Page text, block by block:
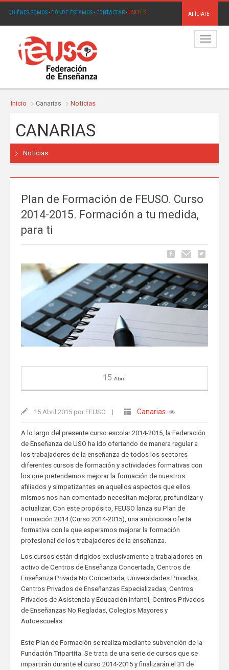
QUIÉNES SOMOS· DÓNDE ESTAMOS· CONTACTAR· USO.ES AFÍLIATE
Menú
Inicio Canarias Noticias
CANARIAS
Noticias
Plan de Formación de FEUSO. Curso
2014-2015. Formación a tu medida,
para ti
15Abril
15 Abril 2015 por FEUSO | Canarias
A lo largo del presente curso escolar 2014-2015, la Federación
de Enseñanza de USO ha ido ofertando de manera regular a
los trabajadores de la enseñanza de todos los sectores
diferentes cursos de formación y actividades formativas con
los que pretendemos mejorar la formación de nuestros
afiliados y simpatizantes en aquellos aspectos que ellos
mismos nos han comentado necesitan mejorar, profundizar y
actualizar. Con este propósito, FEUSO lanza su Plan de
Formación 2014 (Curso 2014-2015), una ambiciosa oferta
formativa con la que esperamos mejorar la formación
profesional de los trabajadores de la enseñanza.
Los cursos están dirigidos exclusivamente a trabajadores en
activo de Centros de Enseñanza Concertada, Centros de
Enseñanza Privada No Concertada, Universidades Privadas,
Centros Privados de Enseñanzas Especializadas, Centros
Privados de Asistencia y Educación Infantil, Centros Privados
de Enseñanzas No Regladas, Colegios Mayores y
Autoescuelas.
Este Plan de Formación se realiza mediante subvención de la
Fundación Tripartita. Se trata de una serie de cursos que se
impartirán durante el curso 2014-2015 y finalizarán el 31 de